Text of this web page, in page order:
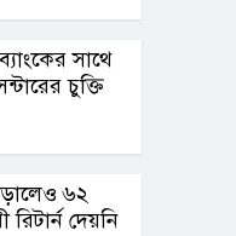
সাথে
চুক্তি
৬২
দেয়নি